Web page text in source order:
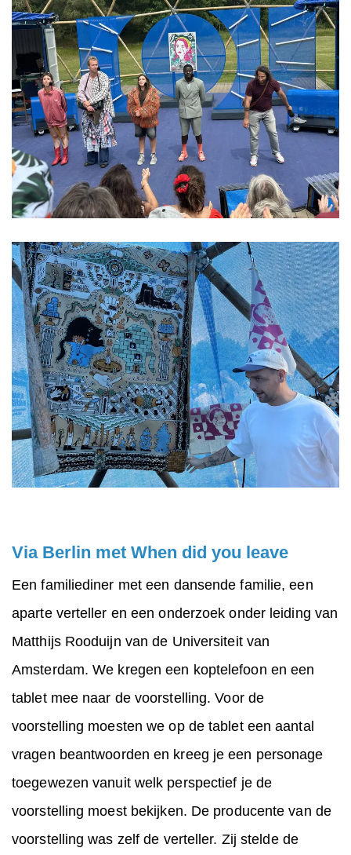
Via Berlin met When did you leave
Een familiediner met een dansende familie, een
aparte verteller en een onderzoek onder leiding van
Matthijs Rooduijn van de Universiteit van
Amsterdam. We kregen een koptelefoon en een
tablet mee naar de voorstelling. Voor de
voorstelling moesten we op de tablet een aantal
vragen beantwoorden en kreeg je een personage
toegewezen vanuit welk perspectief je de
voorstelling moest bekijken. De producente van de
voorstelling was zelf de verteller. Zij stelde de